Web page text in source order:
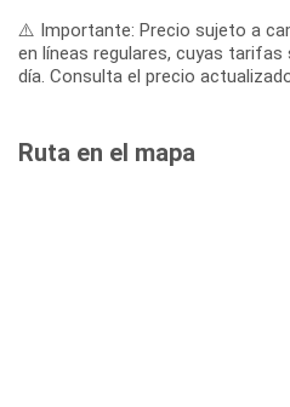
⚠️ Importante: Precio sujeto a
en líneas regulares, cuyas
día. Consulta el precio
Ruta en el mapa